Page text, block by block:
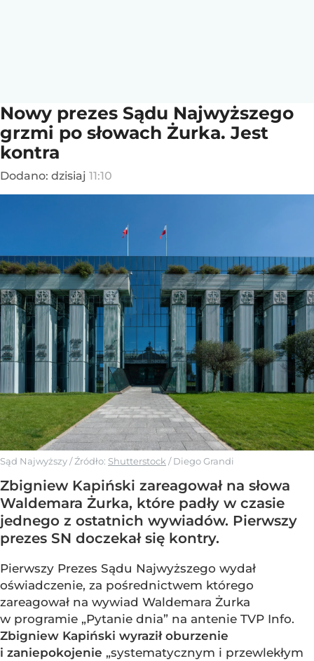
Nowy prezes Sądu Najwyższego
grzmi po słowach Żurka. Jest
kontra
Dodano: dzisiaj 11:10
Sąd Najwyższy/ Źródło: Shutterstock /Diego Grandi
Zbigniew Kapiński zareagował na słowa
Waldemara Żurka, które padły w czasie
jednego z ostatnich wywiadów. Pierwszy
prezes SN doczekał się kontry.
Pierwszy Prezes Sądu Najwyższego wydał
oświadczenie, za pośrednictwem którego
zareagował na wywiad Waldemara Żurka
w programie „Pytanie dnia” na antenie TVP Info.
Zbigniew Kapiński wyraził oburzenie
i zaniepokojenie „systematycznym i przewlekłym